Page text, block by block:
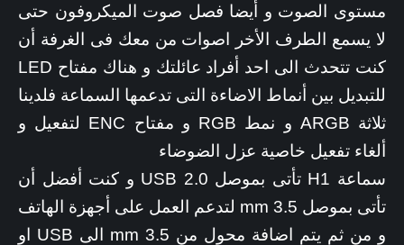
مستوى الصوت و أيضا فصل صوت الميكروفون حتى
لا يسمع الطرف الأخر اصوات من معك فى الغرفة أن
كنت تتحدث الى احد أفراد عائلتك و هناك مفتاح LED
للتبديل بين أنماط الاضاءة التى تدعمها السماعة فلدينا
ثلاثة ARGB و نمط RGB و مفتاح ENC لتفعيل و
ألغاء تفعيل خاصية عزل الضوضاء
سماعة H1 تأتى بموصل USB 2.0 و كنت أفضل أن
تأتى بموصل 3.5 mm لتدعم العمل على أجهزة الهاتف
و من ثم يتم اضافة محول من 3.5 mm الى USB او